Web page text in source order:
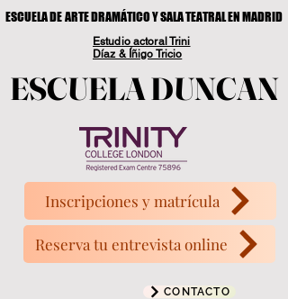
CONTACTO
Reserva tu entrevista online
ESCUELA DE ARTE DRAMÁTICO Y SALA TEATRAL EN MADRID
ESCUELA DE ARTE DRAMÁTICO Y SALA TEATRAL EN MADRID
ESCUELA DUNCAN
ESCUELA DUNCAN
Inscripciones y matrícula
Estudio actoral Trini
Díaz & Íñigo Tricio